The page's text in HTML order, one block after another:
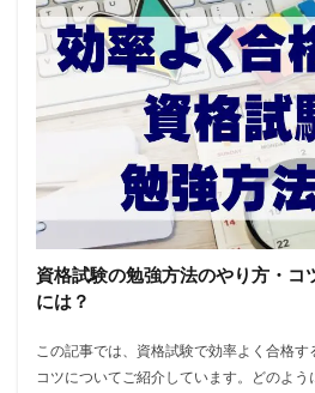
資格試験の勉強方法のやり方・コ
には？
この記事では、資格試験で効率よく合格す
コツについてご紹介しています。どのよ